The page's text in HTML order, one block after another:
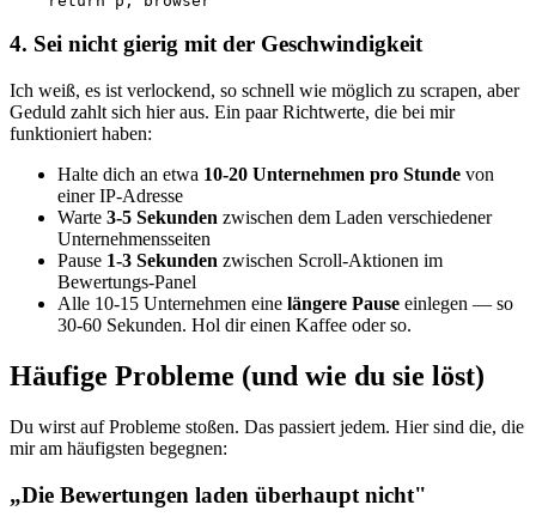
4. Sei nicht gierig mit der Geschwindigkeit
Ich weiß, es ist verlockend, so schnell wie möglich zu scrapen, aber
Geduld zahlt sich hier aus. Ein paar Richtwerte, die bei mir
funktioniert haben:
Halte dich an etwa 10-20 Unternehmen pro Stunde von
einer IP-Adresse
Warte 3-5 Sekunden zwischen dem Laden verschiedener
Unternehmensseiten
Pause 1-3 Sekunden zwischen Scroll-Aktionen im
Bewertungs-Panel
Alle 10-15 Unternehmen eine längere Pause einlegen — so
30-60 Sekunden. Hol dir einen Kaffee oder so.
Häufige Probleme (und wie du sie löst)
Du wirst auf Probleme stoßen. Das passiert jedem. Hier sind die, die
mir am häufigsten begegnen:
„Die Bewertungen laden überhaupt nicht"